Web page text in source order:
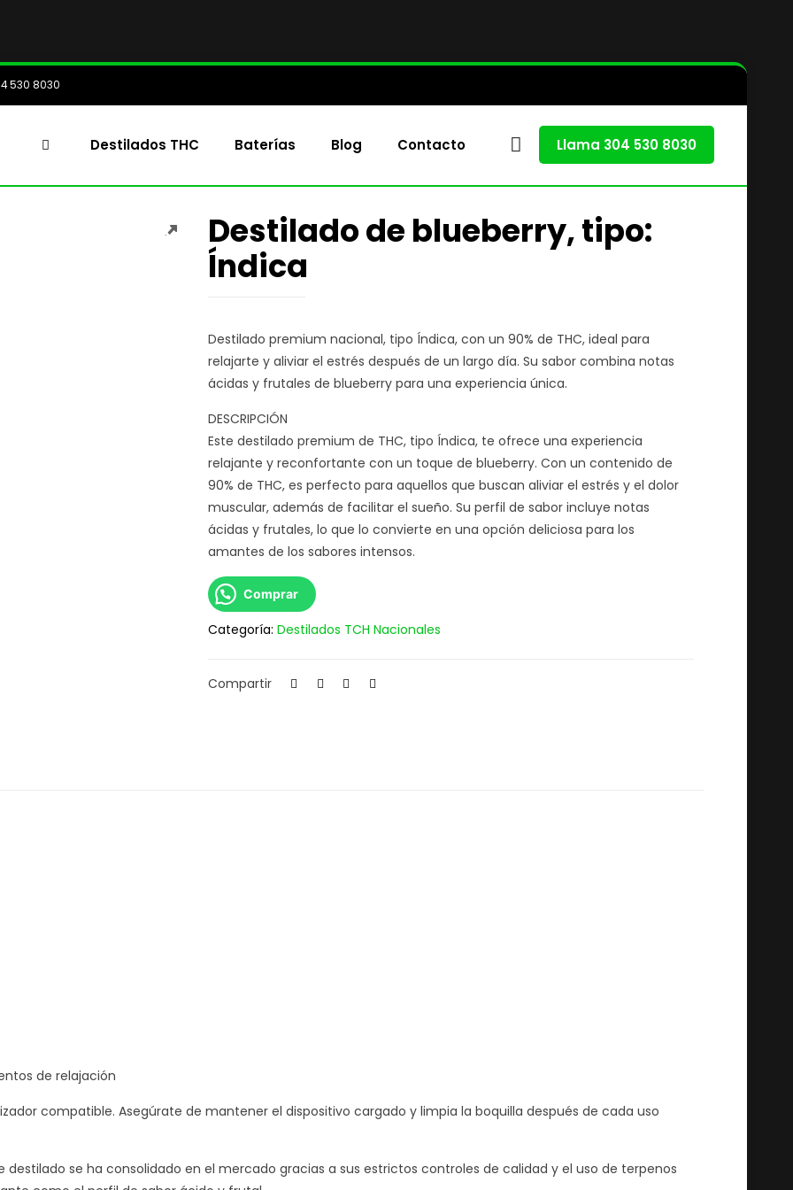
530 8030
Destilados THC Baterías Blog Contacto Llama 304 530 8030
Destilado de blueberry, tipo:
Índica
Destilado premium nacional, tipo Índica, con un 90% de THC, ideal para
relajarte y aliviar el estrés después de un largo día. Su sabor combina notas
ácidas y frutales de blueberry para una experiencia única.
DESCRIPCIÓN
Este destilado premium de THC, tipo Índica, te ofrece una experiencia
relajante y reconfortante con un toque de blueberry. Con un contenido de
90% de THC, es perfecto para aquellos que buscan aliviar el estrés y el dolor
muscular, además de facilitar el sueño. Su perfil de sabor incluye notas
ácidas y frutales, lo que lo convierte en una opción deliciosa para los
amantes de los sabores intensos.
Comprar
Categoría:Destilados TCH Nacionales
Compartir
de relajación
compatible. Asegúrate de mantener el dispositivo cargado y limpia la boquilla después de cada uso
se ha consolidado en el mercado gracias a sus estrictos controles de calidad y el uso de terpenos